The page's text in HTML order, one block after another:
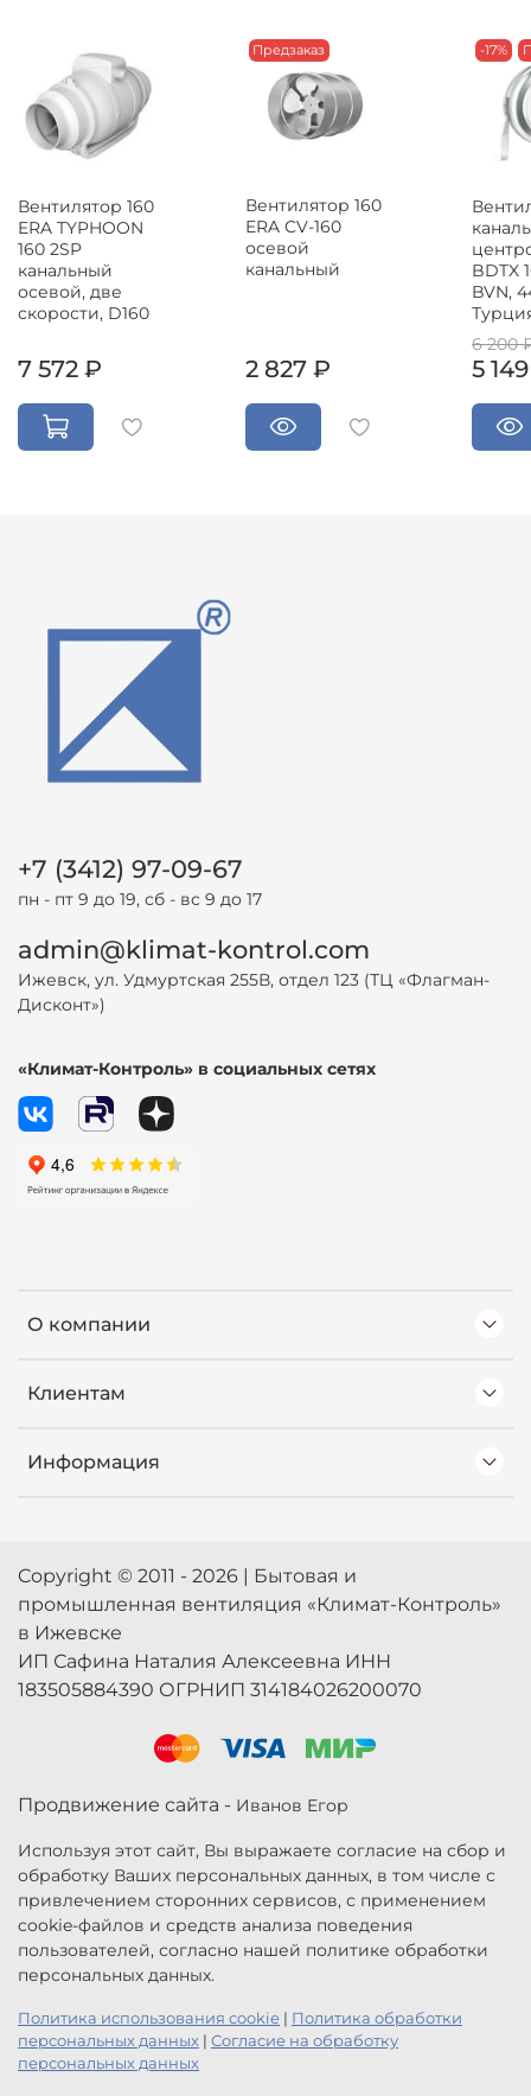
Вентилятор 160
ERA TYPHOON
160 2SP
канальный
осевой, две
скорости, D160
7 572 ₽
Предзаказ
Вентилятор 160
ERA CV-160
осевой
канальный
2 827 ₽
-17%
BDTX
BVN,
6 200
5
О компании
Клиентам
Информация
+7 (3412) 97-09-67
пн - пт 9 до 19, сб - вс 9 до 17
admin@klimat-kontrol.com
Ижевск, ул. Удмуртская 255В, отдел 123 (ТЦ «Флагман-
Дисконт»)
«Климат-Контроль» в социальных сетях
Copyright © 2011 - 2026 | Бытовая и
промышленная вентиляция «Климат-Контроль»
в Ижевске
ИП Сафина Наталия Алексеевна ИНН
183505884390 ОГРНИП 314184026200070
Продвижение сайта - Иванов Егор
Используя этот сайт, Вы выражаете согласие на сбор и
обработку Ваших персональных данных, в том числе с
привлечением сторонних сервисов, с применением
cookie-файлов и средств анализа поведения
пользователей, согласно нашей политике обработки
персональных данных.
Политика использования cookie | Политика обработки
персональных данных | Согласие на обработку
персональных данных